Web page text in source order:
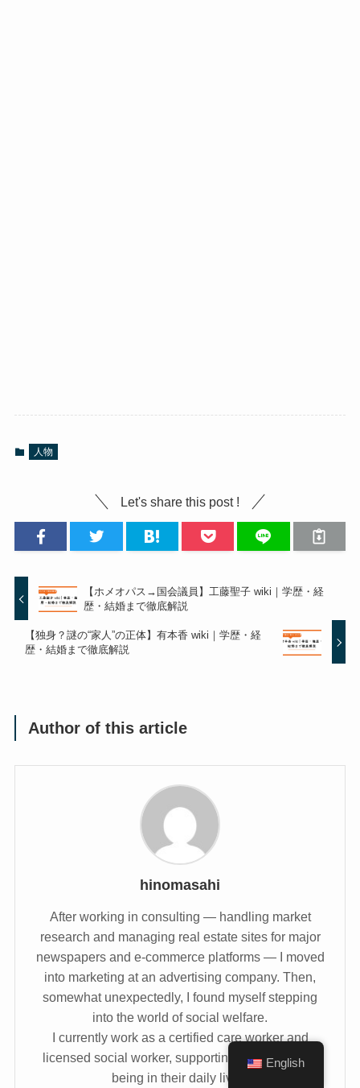
人物
Let's share this post !
【ホメオパス→国会議員】工藤聖子 wiki｜学歴・経
歴・結婚まで徹底解説
【独身？謎の“家人”の正体】有本香 wiki｜学歴・経
歴・結婚まで徹底解説
Author of this article
hinomasahi
After working in consulting — handling market
research and managing real estate sites for major
newspapers and e-commerce platforms — I moved
into marketing at an advertising company. Then,
somewhat unexpectedly, I found myself stepping
into the world of social welfare.
I currently work as a certified care worker and
licensed social worker, supporting people’s well-
being in their daily lives.
English